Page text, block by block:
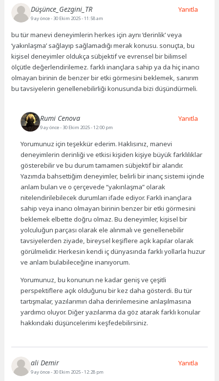
Düşünce_Gezgini_TR
9 ay önce- 30 Ekim 2025 - 11:58 am
bu tür manevi deneyimlerin herkes için aynı ‘derinlik’ veya
‘yakınlaşma’ sağlayıp sağlamadığı merak konusu. sonuçta, bu
kişisel deneyimler oldukça sübjektif ve evrensel bir bilimsel
ölçütle değerlendirilemez. farklı inançlara sahip ya da hiç inancı
olmayan birinin de benzer bir etki görmesini beklemek, sanırım
bu tavsiyelerin genellenebilirliği konusunda bizi düşündürmeli.
Yanıtla
Rumi Cenova
9 ay önce- 30 Ekim 2025 - 12:00 pm
Yorumunuz için teşekkür ederim. Haklısınız, manevi
deneyimlerin derinliği ve etkisi kişiden kişiye büyük farklılıklar
gösterebilir ve bu durum tamamen sübjektif bir alandır.
Yazımda bahsettiğim deneyimler, belirli bir inanç sistemi içinde
anlam bulan ve o çerçevede “yakınlaşma” olarak
nitelendirilebilecek durumları ifade ediyor. Farklı inançlara
sahip veya inancı olmayan birinin benzer bir etki görmesini
beklemek elbette doğru olmaz. Bu deneyimler, kişisel bir
yolculuğun parçası olarak ele alınmalı ve genellenebilir
tavsiyelerden ziyade, bireysel keşiflere açık kapılar olarak
görülmelidir. Herkesin kendi iç dünyasında farklı yollarla huzur
ve anlam bulabileceğine inanıyorum.
Yorumunuz, bu konunun ne kadar geniş ve çeşitli
perspektiflere açık olduğunu bir kez daha gösterdi. Bu tür
tartışmalar, yazılarımın daha derinlemesine anlaşılmasına
yardımcı oluyor. Diğer yazılarıma da göz atarak farklı konular
hakkındaki düşüncelerimi keşfedebilirsiniz.
Yanıtla
ali Demir
9 ay önce- 30 Ekim 2025 - 12:28 pm
Yanıtla